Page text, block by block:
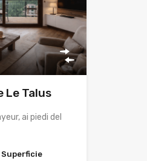
Le Talus
ai piedi del
Superficie